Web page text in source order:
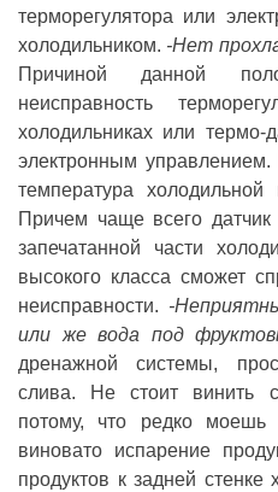
терморегулятора или
холодильником. -Нет
Причиной данной
неисправность
холодильниках или термо-
электронным
температура
Причем чаще всего
запечатанной части
высокого класса сможет
неисправности. -
или же вода под
дренажной системы,
слива. Не стоит винить
потому, что редко
виновато испарение
продуктов к задней стенке